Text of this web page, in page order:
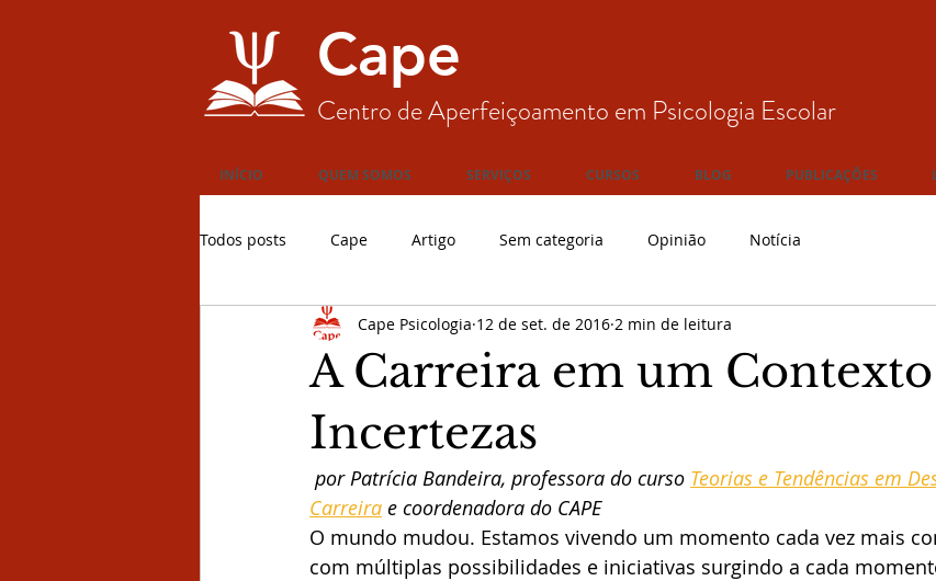
Cape
Centro de Aperfeiçoamento em Psicologia Escolar
INÍCIO QUEM SOMOS SERVIÇOS CURSOS BLOG PUBLICAÇÕES
Todos posts Cape Artigo Sem categoria Opinião Notícia
A Carreira em um
Incertezas
Cape Psicologia 12 de set. de 2016 2 min de leitura
por Patrícia Bandeira, professora do curso Teorias e Tendências em
Carreira e coordenadora do CAPE
O mundo mudou. Estamos vivendo um momento cada vez mais
com múltiplas possibilidades e iniciativas surgindo a cada